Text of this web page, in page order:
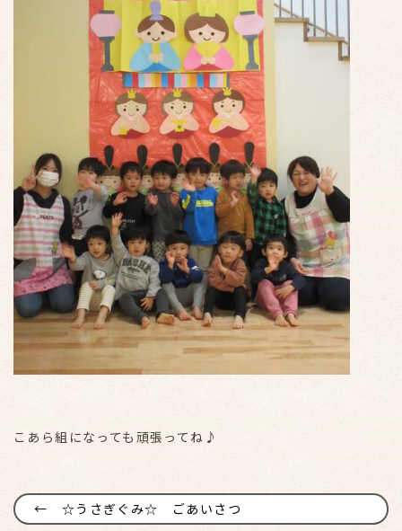
こあら組になっても頑張ってね♪
☆うさぎぐみ☆ ごあいさつ